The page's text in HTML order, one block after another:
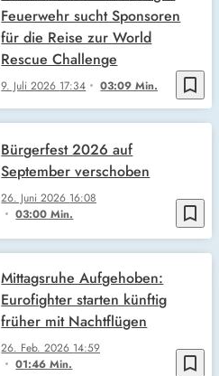
bookmark_border
9. Juli 2026 17:34 03:09 Min.
Feuerwehr sucht Sponsoren
für die Reise zur World
Rescue Challenge
bookmark_border
26. Juni 2026 16:08
03:00 Min.
Bürgerfest 2026 auf
September verschoben
bookmark_border
26. Feb. 2026 14:59
01:46 Min.
Mittagsruhe Aufgehoben:
Eurofighter starten künftig
früher mit Nachtflügen